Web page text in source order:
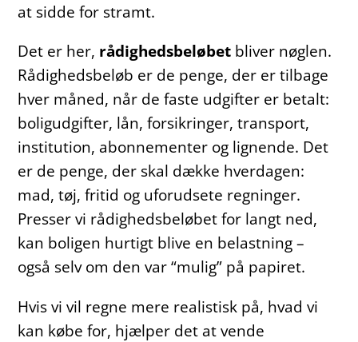
at sidde for stramt.
Det er her, rådighedsbeløbet bliver nøglen.
Rådighedsbeløb er de penge, der er tilbage
hver måned, når de faste udgifter er betalt:
boligudgifter, lån, forsikringer, transport,
institution, abonnementer og lignende. Det
er de penge, der skal dække hverdagen:
mad, tøj, fritid og uforudsete regninger.
Presser vi rådighedsbeløbet for langt ned,
kan boligen hurtigt blive en belastning –
også selv om den var “mulig” på papiret.
Hvis vi vil regne mere realistisk på, hvad vi
kan købe for, hjælper det at vende